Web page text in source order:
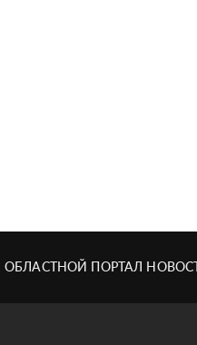
ОБЛАСТНОЙ ПОРТАЛ